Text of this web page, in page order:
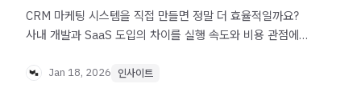
CRM 마케팅 시스템을 직접 만들면 정말 더 효율적일까요?
사내 개발과 SaaS 도입의 차이를 실행 속도와 비용 관점에서
Jan 18, 2026 인사이트